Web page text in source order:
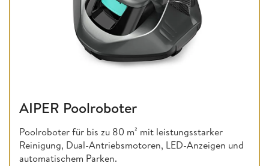
AIPER Poolroboter
Poolroboter für bis zu 80 m² mit leistungsstarker
Reinigung, Dual-Antriebsmotoren, LED-Anzeigen und
automatischem Parken.